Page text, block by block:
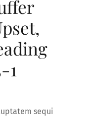
1
sequi